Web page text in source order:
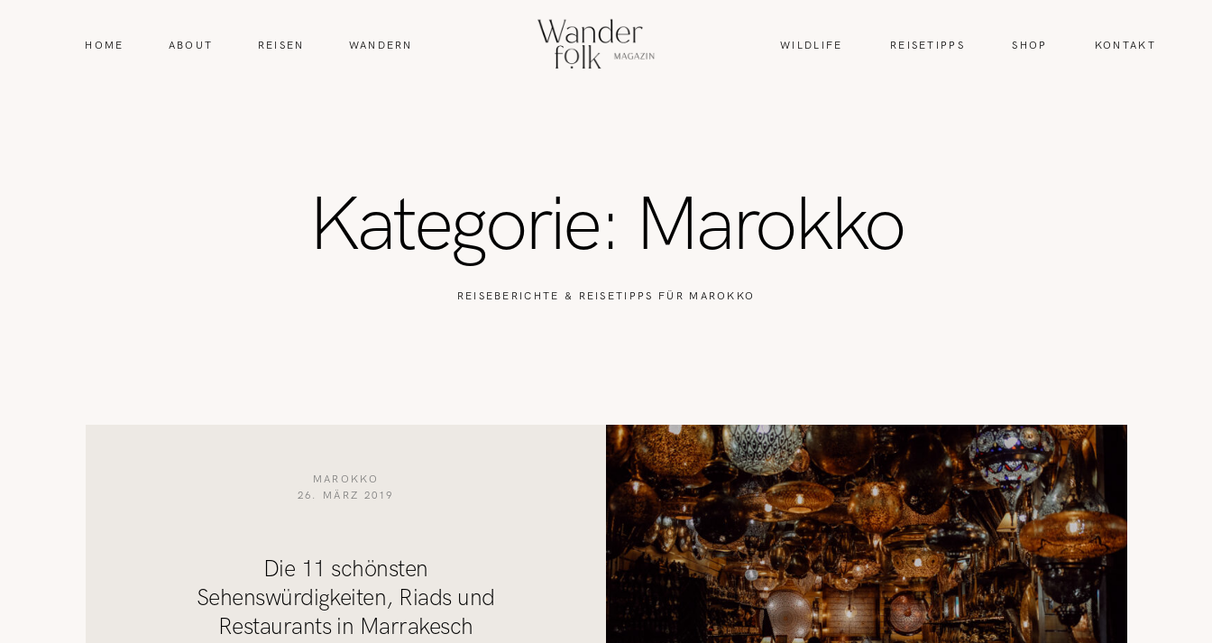
HOME ABOUT REISEN WANDERN WILDLIFE REISETIPPS SHOP KONTAKT
Kategorie: Marokko
REISEBERICHTE & REISETIPPS FÜR MAROKKO
MAROKKO
26. MÄRZ 2019
Die 11 schönsten
Sehenswürdigkeiten, Riads und
Restaurants in Marrakesch
REISEN
SHOP
KONTAKT